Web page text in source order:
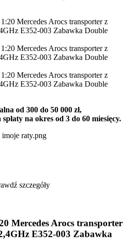
od 300 do 50 000 zł,
na okres od 3 do 60 miesięcy.
szczegóły
Mercedes Arocs transporter
E352-003 Zabawka